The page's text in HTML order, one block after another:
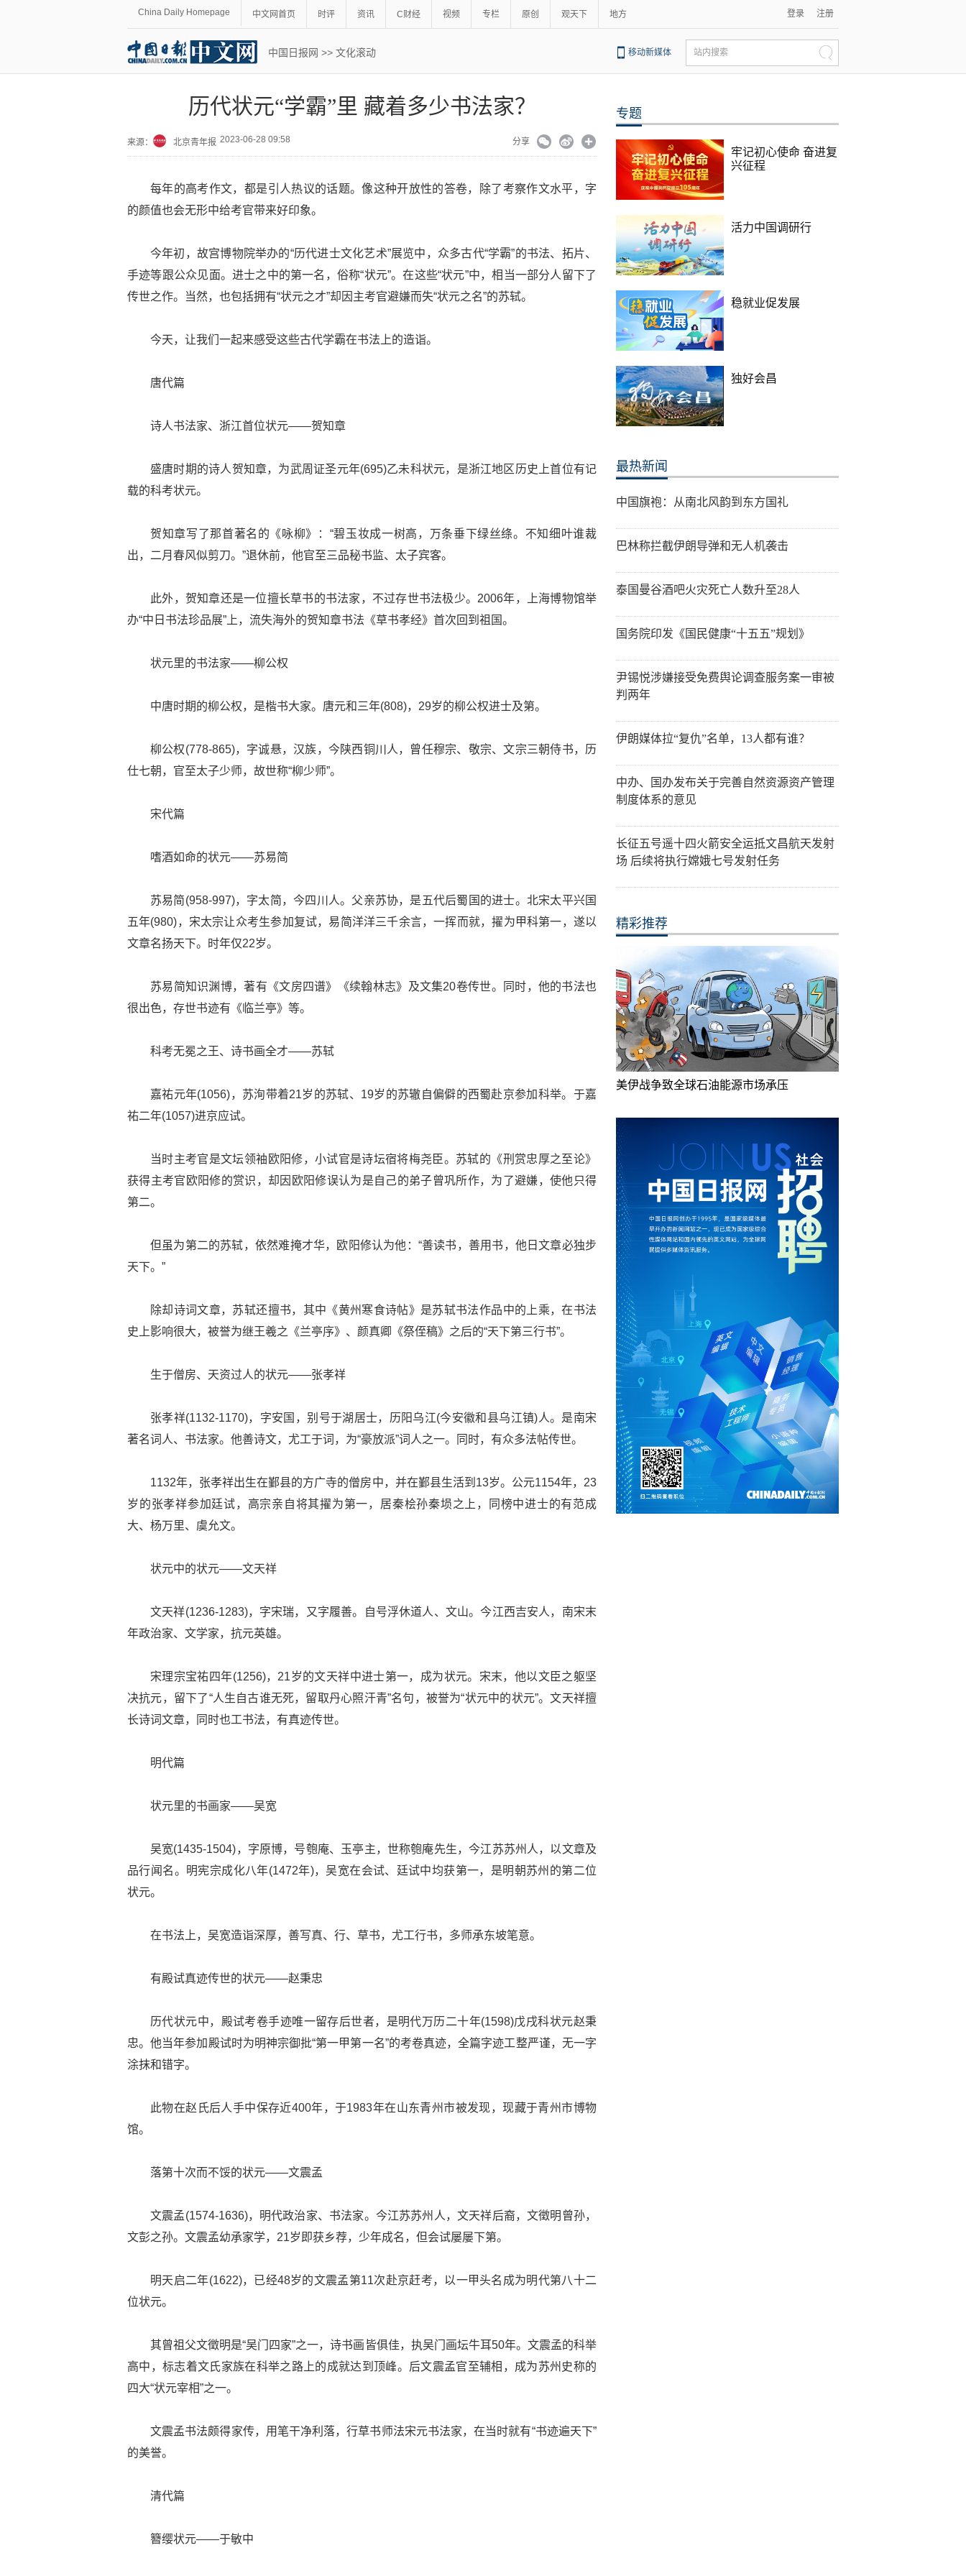
China Daily Homepage 中文网首页 时评 资讯 C财经 视频 专栏 原创 观天下 地方 登录 注册
中国日报网 >> 文化滚动 移动新媒体 站内搜索
历代状元“学霸”里 藏着多少书法家？
来源： 北京青年报 2023-06-28 09:58 分享
每年的高考作文，都是引人热议的话题。像这种开放性的答卷，除了考察作文水平，字
的颜值也会无形中给考官带来好印象。
今年初，故宫博物院举办的“历代进士文化艺术”展览中，众多古代“学霸”的书法、拓片、
手迹等跟公众见面。进士之中的第一名，俗称“状元”。在这些“状元”中，相当一部分人留下了
传世之作。当然，也包括拥有“状元之才”却因主考官避嫌而失“状元之名”的苏轼。
今天，让我们一起来感受这些古代学霸在书法上的造诣。
唐代篇
诗人书法家、浙江首位状元——贺知章
盛唐时期的诗人贺知章，为武周证圣元年(695)乙未科状元，是浙江地区历史上首位有记
载的科考状元。
贺知章写了那首著名的《咏柳》：“碧玉妆成一树高，万条垂下绿丝绦。不知细叶谁裁
出，二月春风似剪刀。”退休前，他官至三品秘书监、太子宾客。
此外，贺知章还是一位擅长草书的书法家，不过存世书法极少。2006年，上海博物馆举
办“中日书法珍品展”上，流失海外的贺知章书法《草书孝经》首次回到祖国。
状元里的书法家——柳公权
中唐时期的柳公权，是楷书大家。唐元和三年(808)，29岁的柳公权进士及第。
柳公权(778-865)，字诚悬，汉族，今陕西铜川人，曾任穆宗、敬宗、文宗三朝侍书，历
仕七朝，官至太子少师，故世称“柳少师”。
宋代篇
嗜酒如命的状元——苏易简
苏易简(958-997)，字太简，今四川人。父亲苏协，是五代后蜀国的进士。北宋太平兴国
五年(980)，宋太宗让众考生参加复试，易简洋洋三千余言，一挥而就，擢为甲科第一，遂以
文章名扬天下。时年仅22岁。
苏易简知识渊博，著有《文房四谱》《续翰林志》及文集20卷传世。同时，他的书法也
很出色，存世书迹有《临兰亭》等。
科考无冕之王、诗书画全才——苏轼
嘉祐元年(1056)，苏洵带着21岁的苏轼、19岁的苏辙自偏僻的西蜀赴京参加科举。于嘉
祐二年(1057)进京应试。
当时主考官是文坛领袖欧阳修，小试官是诗坛宿将梅尧臣。苏轼的《刑赏忠厚之至论》
获得主考官欧阳修的赏识，却因欧阳修误认为是自己的弟子曾巩所作，为了避嫌，使他只得
第二。
但虽为第二的苏轼，依然难掩才华，欧阳修认为他：“善读书，善用书，他日文章必独步
天下。”
除却诗词文章，苏轼还擅书，其中《黄州寒食诗帖》是苏轼书法作品中的上乘，在书法
史上影响很大，被誉为继王羲之《兰亭序》、颜真卿《祭侄稿》之后的“天下第三行书”。
生于僧房、天资过人的状元——张孝祥
张孝祥(1132-1170)，字安国，别号于湖居士，历阳乌江(今安徽和县乌江镇)人。是南宋
著名词人、书法家。他善诗文，尤工于词，为“豪放派”词人之一。同时，有众多法帖传世。
1132年，张孝祥出生在鄞县的方广寺的僧房中，并在鄞县生活到13岁。公元1154年，23
岁的张孝祥参加廷试，高宗亲自将其擢为第一，居秦桧孙秦埙之上，同榜中进士的有范成
大、杨万里、虞允文。
状元中的状元——文天祥
文天祥(1236-1283)，字宋瑞，又字履善。自号浮休道人、文山。今江西吉安人，南宋末
年政治家、文学家，抗元英雄。
宋理宗宝祐四年(1256)，21岁的文天祥中进士第一，成为状元。宋末，他以文臣之躯坚
决抗元，留下了“人生自古谁无死，留取丹心照汗青”名句，被誉为“状元中的状元”。文天祥擅
长诗词文章，同时也工书法，有真迹传世。
明代篇
状元里的书画家——吴宽
吴宽(1435-1504)，字原博，号匏庵、玉亭主，世称匏庵先生，今江苏苏州人，以文章及
品行闻名。明宪宗成化八年(1472年)，吴宽在会试、廷试中均获第一，是明朝苏州的第二位
状元。
在书法上，吴宽造诣深厚，善写真、行、草书，尤工行书，多师承东坡笔意。
有殿试真迹传世的状元——赵秉忠
历代状元中，殿试考卷手迹唯一留存后世者，是明代万历二十年(1598)戊戌科状元赵秉
忠。他当年参加殿试时为明神宗御批“第一甲第一名”的考卷真迹，全篇字迹工整严谨，无一字
涂抹和错字。
此物在赵氏后人手中保存近400年，于1983年在山东青州市被发现，现藏于青州市博物
馆。
落第十次而不馁的状元——文震孟
文震孟(1574-1636)，明代政治家、书法家。今江苏苏州人，文天祥后裔，文徵明曾孙，
文彭之孙。文震孟幼承家学，21岁即获乡荐，少年成名，但会试屡屡下第。
明天启二年(1622)，已经48岁的文震孟第11次赴京赶考，以一甲头名成为明代第八十二
位状元。
其曾祖父文徵明是“吴门四家”之一，诗书画皆俱佳，执吴门画坛牛耳50年。文震孟的科举
高中，标志着文氏家族在科举之路上的成就达到顶峰。后文震孟官至辅相，成为苏州史称的
四大“状元宰相”之一。
文震孟书法颇得家传，用笔干净利落，行草书师法宋元书法家，在当时就有“书迹遍天下”
的美誉。
清代篇
簪缨状元——于敏中
专题
牢记初心使命 奋进复
兴征程
活力中国调研行
稳就业促发展
独好会昌
最热新闻
中国旗袍：从南北风韵到东方国礼
巴林称拦截伊朗导弹和无人机袭击
泰国曼谷酒吧火灾死亡人数升至28人
国务院印发《国民健康“十五五”规划》
尹锡悦涉嫌接受免费舆论调查服务案一审被
判两年
伊朗媒体拉“复仇”名单，13人都有谁？
中办、国办发布关于完善自然资源资产管理
制度体系的意见
长征五号遥十四火箭安全运抵文昌航天发射
场 后续将执行嫦娥七号发射任务
精彩推荐
美伊战争致全球石油能源市场承压